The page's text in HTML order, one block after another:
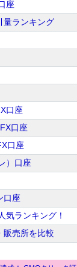
座
量ランキング
口座
口座
口座
）口座
口座
気ランキング！
販売所を比較